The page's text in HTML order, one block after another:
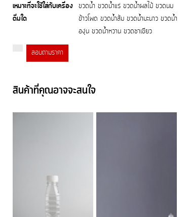
เหมาะที่จะใช้ใส่กับเครื่อง
ดื่มใด
ขวดน้ำ ขวดน้ำแร่ ขวดน้ำผลไม้ ขวดนม
ข้าวโพด ขวดน้ำส้ม ขวดน้ำมะนาว ขวดน้ำ
องุ่น ขวดน้ำหวาน ขวดชาเขียว
สอบถามราคา
สินค้าที่คุณอาจจะสนใจ